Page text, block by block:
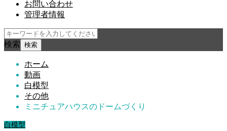
お問い合わせ
管理者情報
検索
ホーム
動画
白模型
その他
ミニチュアハウスのドームづくり
白模型